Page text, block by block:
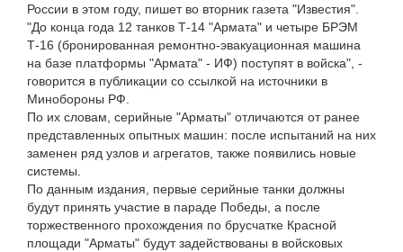
России в этом году, пишет во вторник газета "Известия".
"До конца года 12 танков Т-14 "Армата" и четыре БРЭМ
Т-16 (бронированная ремонтно-эвакуационная машина
на базе платформы "Армата" - ИФ) поступят в войска", -
говорится в публикации со ссылкой на источники в
Минобороны РФ.
По их словам, серийные "Арматы" отличаются от ранее
представленных опытных машин: после испытаний на них
заменен ряд узлов и агрегатов, также появились новые
системы.
По данным издания, первые серийные танки должны
будут принять участие в параде Победы, а после
торжественного прохождения по брусчатке Красной
площади "Арматы" будут задействованы в войсковых